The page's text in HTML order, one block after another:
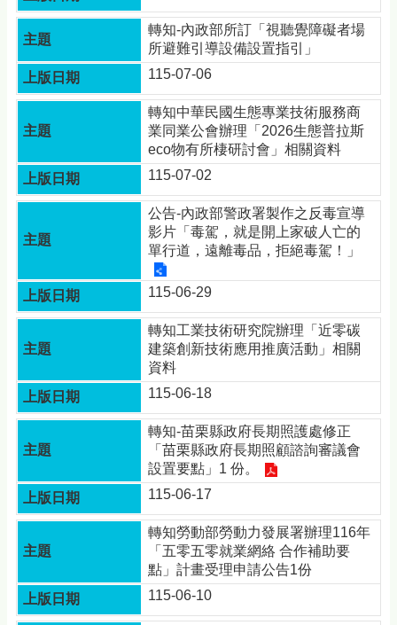
轉知-內政部所訂「視聽覺障礙者場
所避難引導設備設置指引」
115-07-06
轉知中華民國生態專業技術服務商
業同業公會辦理「2026生態普拉斯
eco物有所棲研討會」相關資料
115-07-02
公告-內政部警政署製作之反毒宣導
影片「毒駕，就是開上家破人亡的
單行道，遠離毒品，拒絕毒駕！」
115-06-29
轉知工業技術研究院辦理「近零碳
建築創新技術應用推廣活動」相關
資料
115-06-18
轉知-苗栗縣政府長期照護處修正
「苗栗縣政府長期照顧諮詢審議會
設置要點」1 份。
115-06-17
轉知勞動部勞動力發展署辦理116年
「五零五零就業網絡 合作補助要
點」計畫受理申請公告1份
115-06-10